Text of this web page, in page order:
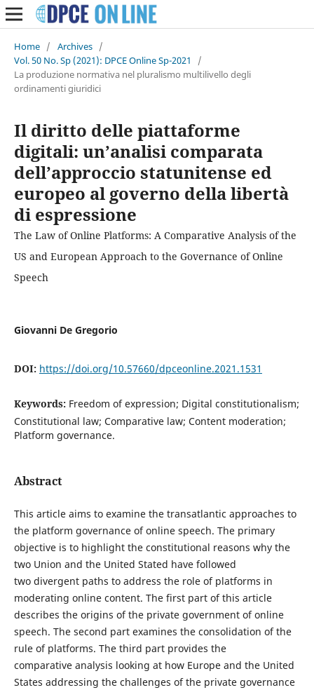
Home / Archives /
Vol. 50 No. Sp (2021): DPCE Online Sp-2021
/
La produzione normativa nel pluralismo multilivello degli
ordinamenti giuridici
Il diritto delle piattaforme
digitali: un’analisi comparata
dell’approccio statunitense ed
europeo al governo della libertà
di espressione
The Law of Online Platforms: A Comparative Analysis of the
US and European Approach to the Governance of Online
Speech
Giovanni De Gregorio
DOI: https://doi.org/10.57660/dpceonline.2021.1531
Keywords: Freedom of expression; Digital constitutionalism;
Constitutional law; Comparative law; Content moderation;
Platform governance.
Abstract
This article aims to examine the transatlantic approaches to
the platform governance of online speech. The primary
objective is to highlight the constitutional reasons why the
two Union and the United Stated have followed
two divergent paths to address the role of platforms in
moderating online content. The first part of this article
describes the origins of the private government of online
speech. The second part examines the consolidation of the
rule of platforms. The third part provides the
comparative analysis looking at how Europe and the United
States addressing the challenges of the private governance